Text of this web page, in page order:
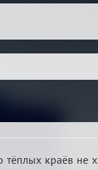
тёплых краёв